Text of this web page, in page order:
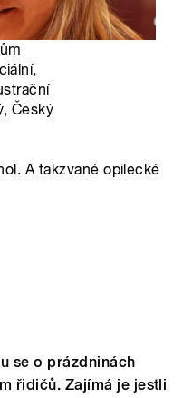
Český
A takzvané opilecké
se o prázdninách
řidičů. Zajímá je jestli